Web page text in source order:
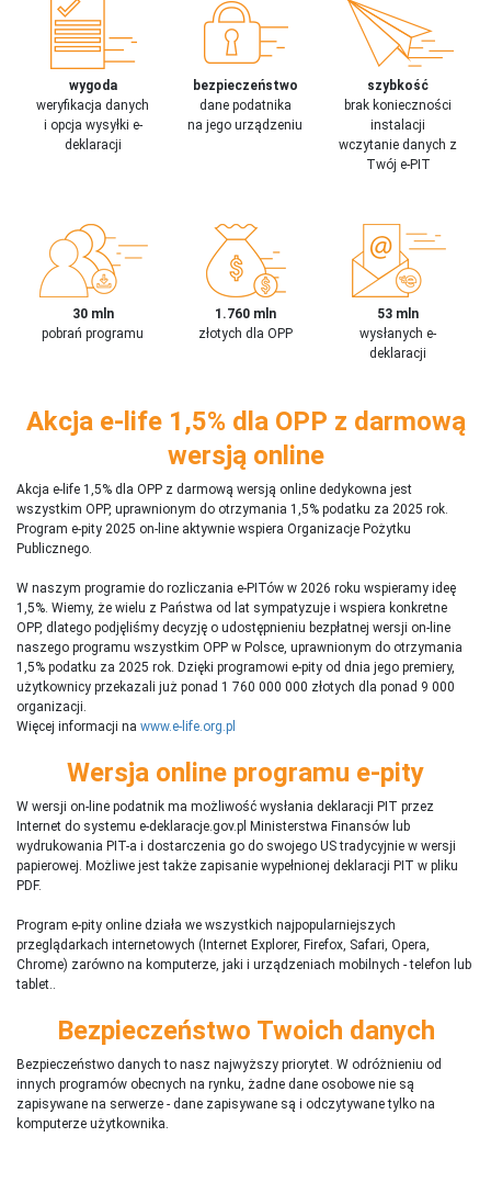
wygoda
weryfikacja danych
i opcja wysyłki e-
deklaracji
bezpieczeństwo
dane podatnika
na jego urządzeniu
szybkość
brak konieczności
instalacji
wczytanie danych z
Twój e-PIT
30 mln
pobrań programu
1.760 mln
złotych dla OPP
53 mln
wysłanych e-
deklaracji
Akcja e-life 1,5% dla OPP z darmową
wersją online
Akcja e-life 1,5% dla OPP z darmową wersją online dedykowna jest
wszystkim OPP, uprawnionym do otrzymania 1,5% podatku za 2025 rok.
Program e-pity 2025 on-line aktywnie wspiera Organizacje Pożytku
Publicznego.
W naszym programie do rozliczania e-PITów w 2026 roku wspieramy ideę
1,5%. Wiemy, że wielu z Państwa od lat sympatyzuje i wspiera konkretne
OPP, dlatego podjęliśmy decyzję o udostępnieniu bezpłatnej wersji on-line
naszego programu wszystkim OPP w Polsce, uprawnionym do otrzymania
1,5% podatku za 2025 rok. Dzięki programowi e-pity od dnia jego premiery,
użytkownicy przekazali już ponad 1 760 000 000 złotych dla ponad 9 000
organizacji.
Więcej informacji na www.e-life.org.pl
Wersja online programu e-pity
W wersji on-line podatnik ma możliwość wysłania deklaracji PIT przez
Internet do systemu e-deklaracje.gov.pl Ministerstwa Finansów lub
wydrukowania PIT-a i dostarczenia go do swojego US tradycyjnie w wersji
papierowej. Możliwe jest także zapisanie wypełnionej deklaracji PIT w pliku
PDF.
Program e-pity online działa we wszystkich najpopularniejszych
przeglądarkach internetowych (Internet Explorer, Firefox, Safari, Opera,
Chrome) zarówno na komputerze, jaki i urządzeniach mobilnych - telefon lub
tablet..
Bezpieczeństwo Twoich danych
Bezpieczeństwo danych to nasz najwyższy priorytet. W odróżnieniu od
innych programów obecnych na rynku, żadne dane osobowe nie są
zapisywane na serwerze - dane zapisywane są i odczytywane tylko na
komputerze użytkownika.